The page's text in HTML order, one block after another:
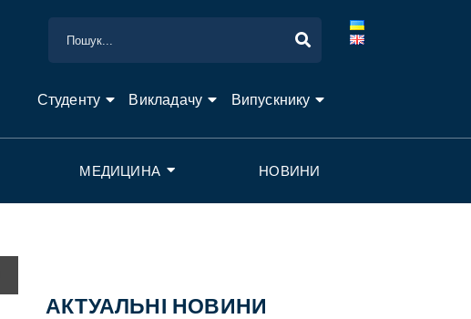
Студенту Викладачу Випускнику
МЕДИЦИНА НОВИНИ
АКТУАЛЬНІ НОВИНИ